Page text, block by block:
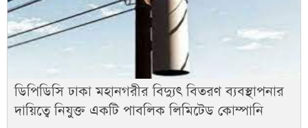
ডিপিডিসি ঢাকা মহানগরীর বিদ্যুৎ বিতরণ ব্যবস্থাপনার
দায়িত্বে নিযুক্ত একটি পাবলিক লিমিটেড কোম্পানি